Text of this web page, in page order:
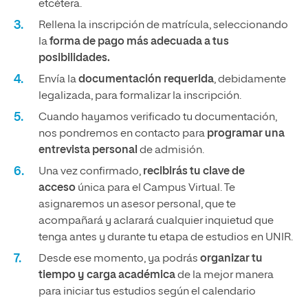
etcétera.
Rellena la inscripción de matrícula, seleccionando
laforma de pago más adecuada a tus
posibilidades.
Envía ladocumentación requerida, debidamente
legalizada, para formalizar la inscripción.
Cuando hayamos verificado tu documentación,
nos pondremos en contacto para programar una
entrevista personal de admisión.
Una vez confirmado, recibirás tu clave de
acceso única para el Campus Virtual. Te
asignaremos un asesor personal, que te
acompañará y aclarará cualquier inquietud que
tenga antes y durante tu etapa de estudios en UNIR.
Desde ese momento, ya podrás organizar tu
tiempo y carga académicade la mejor manera
para iniciar tus estudios según el calendario